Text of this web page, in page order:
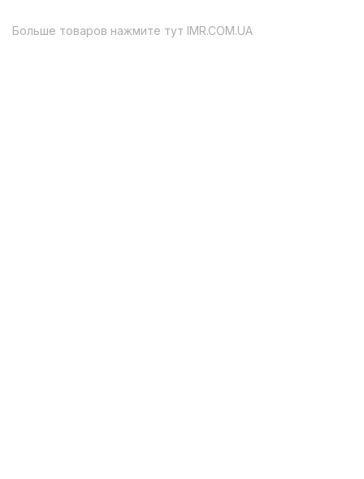
Больше товаров нажмите тут IMR.COM.UA